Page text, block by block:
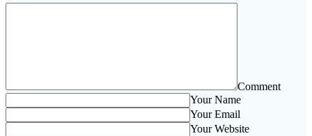
Comment
Your Name
Your Email
Your Website